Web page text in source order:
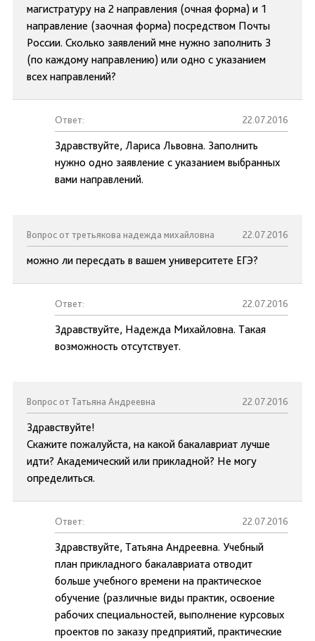
магистратуру на 2 направления (очная форма) и 1
направление (заочная форма) посредством Почты
России. Сколько заявлений мне нужно заполнить 3
(по каждому направлению) или одно с указанием
всех направлений?
Ответ: 22.07.2016
Здравствуйте, Лариса Львовна. Заполнить
нужно одно заявление с указанием выбранных
вами направлений.
Вопрос от третьякова надежда михайловна 22.07.2016
можно ли пересдать в вашем университете ЕГЭ?
Ответ: 22.07.2016
Здравствуйте, Надежда Михайловна. Такая
возможность отсутствует.
Вопрос от Татьяна Андреевна 22.07.2016
Здравствуйте!
Скажите пожалуйста, на какой бакалавриат лучше
идти? Академический или прикладной? Не могу
определиться.
Ответ: 22.07.2016
Здравствуйте, Татьяна Андреевна. Учебный
план прикладного бакалавриата отводит
больше учебного времени на практическое
обучение (различные виды практик, освоение
рабочих специальностей, выполнение курсовых
проектов по заказу предприятий, практические